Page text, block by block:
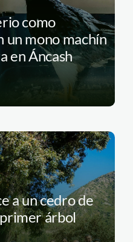
como
un mono machín
en Áncash
a un cedro de
árbol